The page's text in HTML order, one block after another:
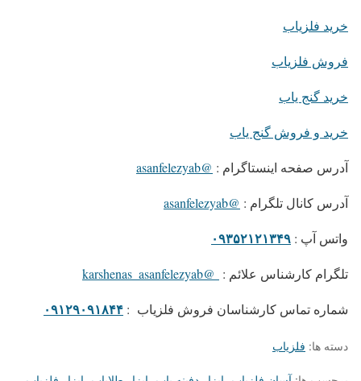
خرید فلزیاب
فروش فلزیاب
خرید گنج یاب
خرید و فروش گنج یاب
آدرس صفحه اینستاگرام : @asanfelezyab
آدرس کانال تلگرام : @asanfelezyab
واتس آپ : ۰۹۳۵۲۱۲۱۳۴۹
تلگرام کارشناس علائم : @karshenas_asanfelezyab
شماره تماس کارشناسان فروش فلزیاب : ۰۹۱۲۹۰۹۱۸۴۴
دسته ها: فلزیاب